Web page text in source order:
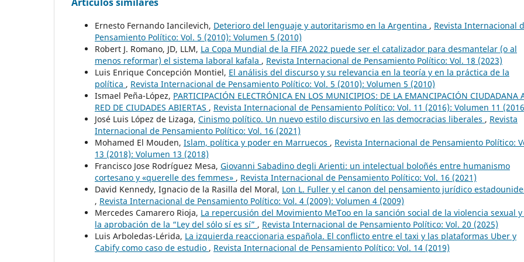
Ernesto Fernando Iancilevich, Deterioro del lenguaje y autoritarismo en la Argentina , Revista Internacional
Pensamiento Político: Vol. 5 (2010): Volumen 5 (2010)
Robert J. Romano, JD, LLM, La Copa Mundial de la FIFA 2022 puede ser el catalizador para desmantelar (o al
menos reformar) el sistema laboral kafala , Revista Internacional de Pensamiento Político: Vol. 18 (2023)
Luis Enrique Concepción Montiel, El análisis del discurso y su relevancia en la teoría y en la práctica de la
política , Revista Internacional de Pensamiento Político: Vol. 5 (2010): Volumen 5 (2010)
Ismael Peña-López, PARTICIPACIÓN ELECTRÓNICA EN LOS MUNICIPIOS: DE LA EMANCIPACIÓN CIUDADANA
RED DE CIUDADES ABIERTAS , Revista Internacional de Pensamiento Político: Vol. 11 (2016): Volumen 11
José Luis López de Lizaga, Cinismo político. Un nuevo estilo discursivo en las democracias liberales , Revista
Internacional de Pensamiento Político: Vol. 16 (2021)
Mohamed El Mouden, Islam, política y poder en Marruecos , Revista Internacional de Pensamiento Político:
13 (2018): Volumen 13 (2018)
Francisco Jose Rodríguez Mesa, Giovanni Sabadino degli Arienti: un intelectual boloñés entre humanismo
cortesano y «querelle des femmes» , Revista Internacional de Pensamiento Político: Vol. 16 (2021)
David Kennedy, Ignacio de la Rasilla del Moral, Lon L. Fuller y el canon del pensamiento jurídico
, Revista Internacional de Pensamiento Político: Vol. 4 (2009): Volumen 4 (2009)
Mercedes Camarero Rioja, La repercusión del Movimiento MeToo en la sanción social de la violencia sexual y
la aprobación de la “Ley del sólo sí es sí” , Revista Internacional de Pensamiento Político: Vol. 20 (2025)
Luis Arboledas-Lérida, La izquierda reaccionaria española. El conflicto entre el taxi y las plataformas Uber y
Cabify como caso de estudio , Revista Internacional de Pensamiento Político: Vol. 14 (2019)